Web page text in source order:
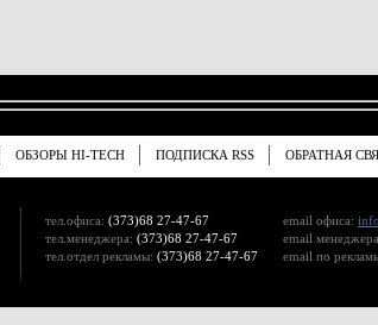
ОБЗОРЫ HI-TECH ПОДПИСКА RSS ОБРАТНАЯ
тел.офиса: (373)68 27-47-67
тел.менеджера: (373)68 27-47-67
тел.отдел рекламы: (373)68 27-47-67
email офиса:
email
email по